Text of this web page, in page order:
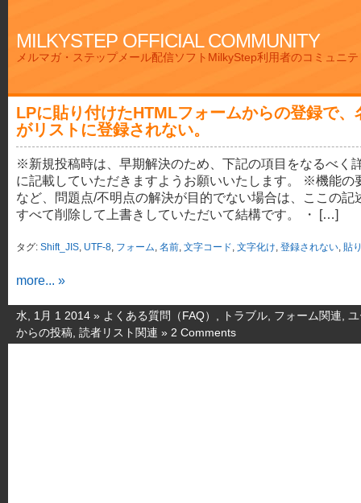
MILKYSTEP OFFICIAL COMMUNITY
メルマガ・ステップメール配信ソフトMilkyStep利用者のコミュニ
LPに貼り付けたHTMLフォームからの登録で、
がリストに登録されない。
※新規投稿時は、早期解決のため、下記の項目をなるべく
に記載していただきますようお願いいたします。 ※機能の
など、問題点/不明点の解決が目的でない場合は、ここの記
すべて削除して上書きしていただいて結構です。 ・ […]
タグ: Shift_JIS, UTF-8, フォーム, 名前, 文字コード, 文字化け, 登録されない, 貼
more... »
水, 1月 1 2014 » よくある質問（FAQ） トラブル フォーム関連
からの投稿 読者リスト関連 » 2 Comments